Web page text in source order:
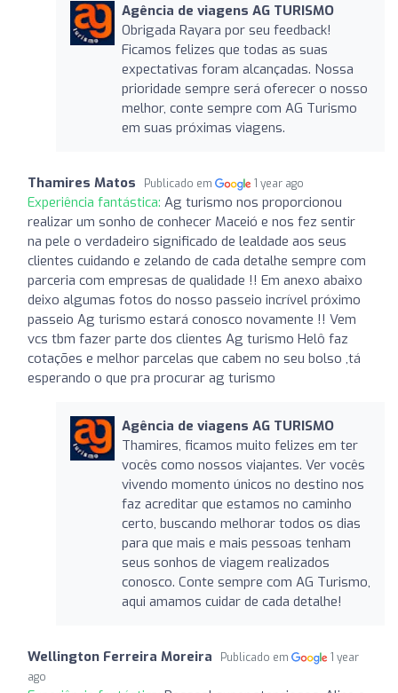
Agência de viagens AG TURISMO
Obrigada Rayara por seu feedback!
Ficamos felizes que todas as suas
expectativas foram alcançadas. Nossa
prioridade sempre será oferecer o nosso
melhor, conte sempre com AG Turismo
em suas próximas viagens.
Thamires Matos Publicado em 1 year ago
Experiência fantástica: Ag turismo nos proporcionou
realizar um sonho de conhecer Maceió e nos fez sentir
na pele o verdadeiro significado de lealdade aos seus
clientes cuidando e zelando de cada detalhe sempre com
parceria com empresas de qualidade !! Em anexo abaixo
deixo algumas fotos do nosso passeio incrível próximo
passeio Ag turismo estará conosco novamente !! Vem
vcs tbm fazer parte dos clientes Ag turismo Helô faz
cotações e melhor parcelas que cabem no seu bolso ,tá
esperando o que pra procurar ag turismo
Agência de viagens AG TURISMO
Thamires, ficamos muito felizes em ter
vocês como nossos viajantes. Ver vocês
vivendo momento únicos no destino nos
faz acreditar que estamos no caminho
certo, buscando melhorar todos os dias
para que mais e mais pessoas tenham
seus sonhos de viagem realizados
conosco. Conte sempre com AG Turismo,
aqui amamos cuidar de cada detalhe!
Wellington Ferreira Moreira Publicado em
1 year
ago